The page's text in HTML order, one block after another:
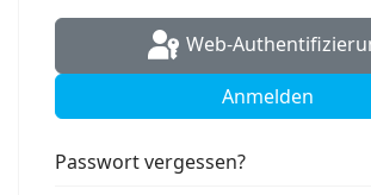
Web-
Anmelden
Passwort vergessen?